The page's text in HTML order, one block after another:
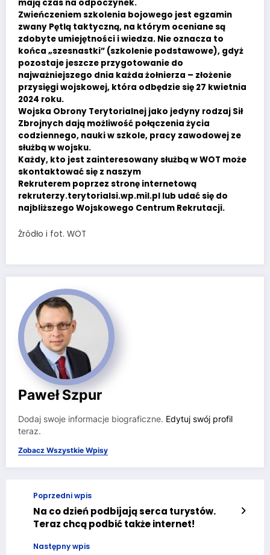
mają czas na odpoczynek.
Zwieńczeniem szkolenia bojowego jest egzamin
zwany Pętlą taktyczną, na którym oceniane są
zdobyte umiejętności i wiedza. Nie oznacza to
końca „szesnastki” (szkolenie podstawowe), gdyż
pozostaje jeszcze przygotowanie do
najważniejszego dnia każda żołnierza – złożenie
przysięgi wojskowej, która odbędzie się 27 kwietnia
2024 roku.
Wojska Obrony Terytorialnej jako jedyny rodzaj Sił
Zbrojnych dają możliwość połączenia życia
codziennego, nauki w szkole, pracy zawodowej ze
służbą w wojsku.
Każdy, kto jest zainteresowany służbą w WOT może
skontaktować się z naszym
Rekruterem poprzez stronę internetową
rekruterzy.terytorialsi.wp.mil.pl lub udać się do
najbliższego Wojskowego Centrum Rekrutacji.
Źródło i fot. WOT
Paweł Szpur
Dodaj swoje informacje biograficzne. Edytuj swój profil
teraz.
Zobacz Wszystkie Wpisy
Poprzedni wpis
Na co dzień podbijają serca turystów.
Teraz chcą podbić także internet!
Następny wpis